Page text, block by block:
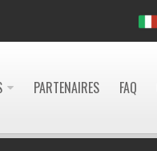
PARTENAIRES FAQ